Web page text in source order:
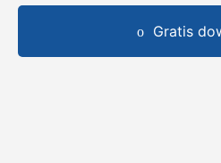
Gratis